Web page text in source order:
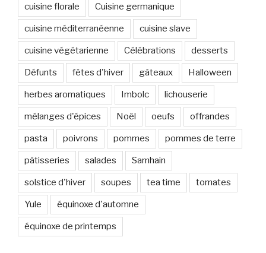
cuisine florale Cuisine germanique
cuisine méditerranéenne cuisine slave
cuisine végétarienne Célébrations desserts
Défunts fêtes d'hiver gâteaux Halloween
herbes aromatiques Imbolc lichouserie
mélanges d'épices Noël oeufs offrandes
pasta poivrons pommes pommes de terre
pâtisseries salades Samhain
solstice d'hiver soupes tea time tomates
Yule équinoxe d'automne
équinoxe de printemps